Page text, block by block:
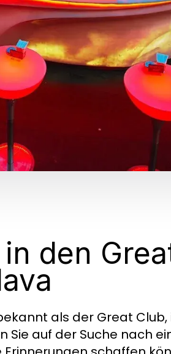
den
als der Great
Sie auf der Suche nach